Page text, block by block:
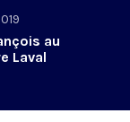
au
Laval